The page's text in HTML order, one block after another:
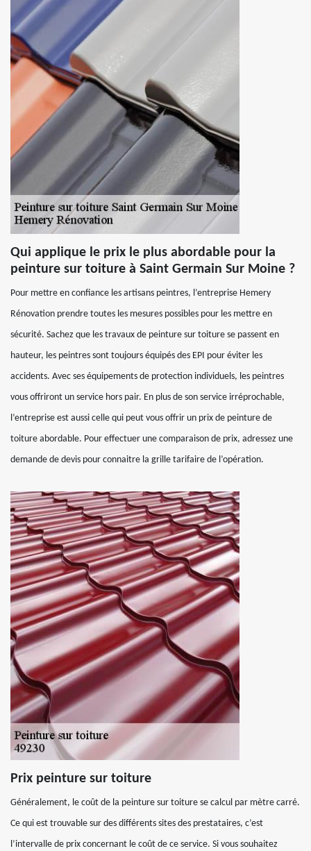
Qui applique le prix le plus abordable pour la
peinture sur toiture à Saint Germain Sur Moine ?
Pour mettre en confiance les artisans peintres, l’entreprise Hemery
Rénovation prendre toutes les mesures possibles pour les mettre en
sécurité. Sachez que les travaux de peinture sur toiture se passent en
hauteur, les peintres sont toujours équipés des EPI pour éviter les
accidents. Avec ses équipements de protection individuels, les peintres
vous offriront un service hors pair. En plus de son service irréprochable,
l’entreprise est aussi celle qui peut vous offrir un prix de peinture de
toiture abordable. Pour effectuer une comparaison de prix, adressez une
demande de devis pour connaitre la grille tarifaire de l’opération.
Prix peinture sur toiture
Généralement, le coût de la peinture sur toiture se calcul par mètre carré.
Ce qui est trouvable sur des différents sites des prestataires, c’est
l’intervalle de prix concernant le coût de ce service. Si vous souhaitez